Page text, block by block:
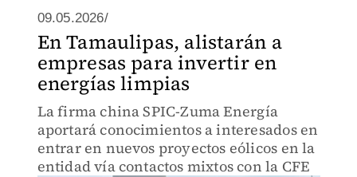
09.05.2026/
En Tamaulipas, alistarán a
empresas para invertir en
energías limpias
La firma china SPIC-Zuma Energía
aportará conocimientos a interesados en
entrar en nuevos proyectos eólicos en la
entidad vía contactos mixtos con la CFE